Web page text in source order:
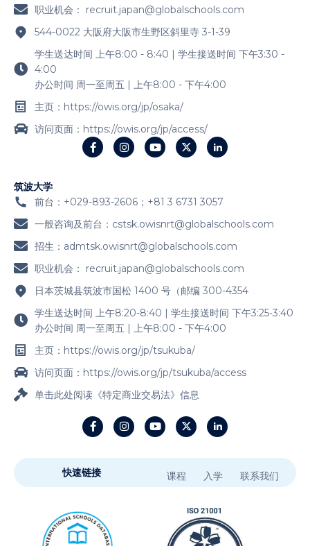
职业机会： recruit.japan@globalschools.com
544-0022 大阪府大阪市生野区斜里寺 3-1-39
学生送达时间 上午8:00 - 8:40 | 学生接送时间 下午3:30 -
4:00
办公时间 周一至周五 | 上午8:00 - 下午4:00
主页：https://owis.org/jp/osaka/
访问页面：https://owis.org/jp/access/
筑波大学
前台：+029-893-2606；+81 3 6731 3057
一般咨询及前台： cstsk.owisnrt@globalschools.com
招生： admtsk.owisnrt@globalschools.com
职业机会： recruit.japan@globalschools.com
日本茨城县筑波市国松 1400 号（邮编 300-4354
学生送达时间 上午8:20-8:40 | 学生接送时间 下午3:25-3:40
办公时间 周一至周五 | 上午8:00 - 下午4:00
主页：https://owis.org/jp/tsukuba/
访问页面：https://owis.org/jp/tsukuba/access
单击此处阅读《特定商业交易法》信息
快速链接 课程 入学 联系我们